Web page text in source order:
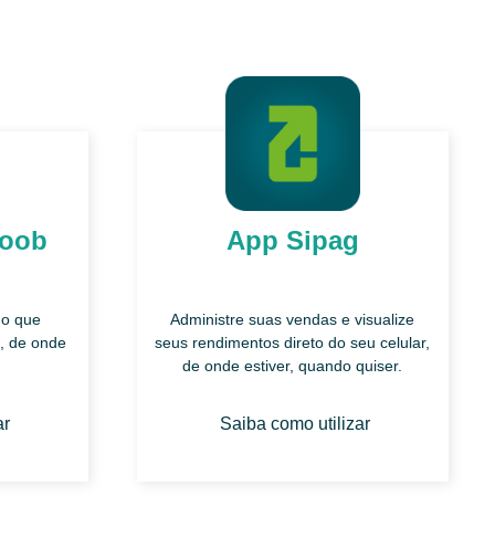
que
de onde
App Sipag
Administre suas vendas e visualize
seus rendimentos direto do seu celular,
de onde estiver, quando quiser.
Saiba como utilizar